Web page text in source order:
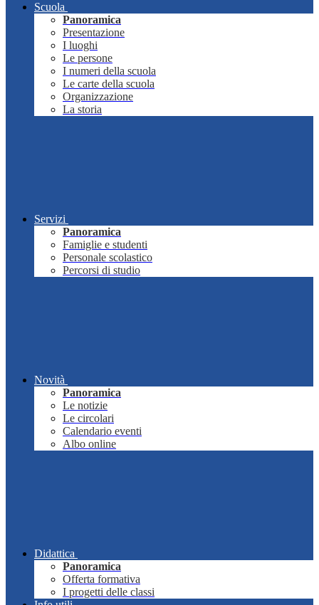
Scuola
Panoramica
Presentazione
I luoghi
Le persone
I numeri della scuola
Le carte della scuola
Organizzazione
La storia
Servizi
Panoramica
Famiglie e studenti
Personale scolastico
Percorsi di studio
Novità
Panoramica
Le notizie
Le circolari
Calendario eventi
Albo online
Didattica
Panoramica
Offerta formativa
I progetti delle classi